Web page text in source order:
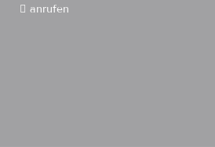
anrufen